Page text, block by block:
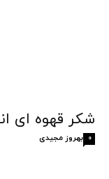
شکر قهوه‌ ای
بهروز مجیدی 0